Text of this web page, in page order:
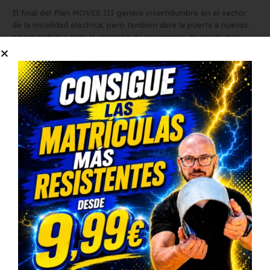
El final del Plan MOVES III genera incertidumbre en el sector
de la movilidad eléctrica, pero también abre la puerta a nuevas
oportunidades para la creación de programas de ayuda más
el Gobierno implemente nuevas soluciones para evitar una caída
en la demanda de vehículos eléctricos y en la inversión en
infraestructuras de recarga. ¿Será posible una transición sin
afectar el crecimiento del sector?
Compartir esta publicacion
Autor
Abel A